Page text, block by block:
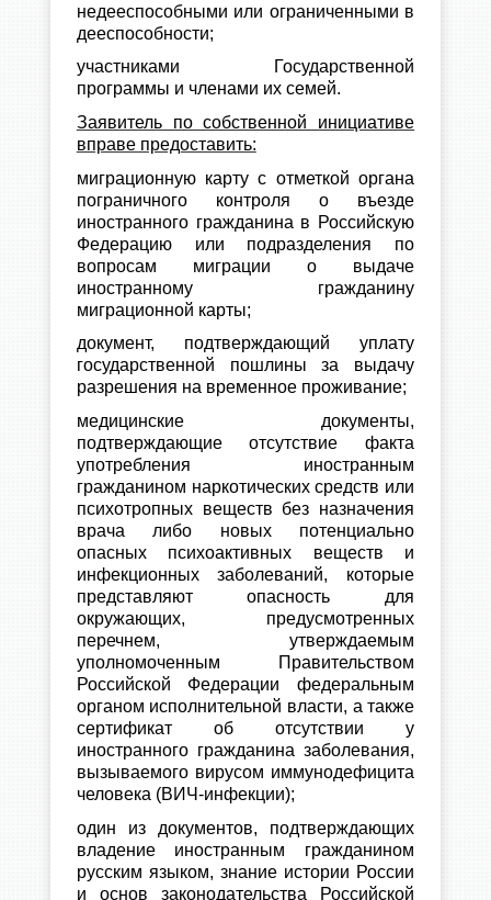
недееспособными или ограниченными в
дееспособности;
участниками Государственной
программы и членами их семей.
Заявитель по собственной инициативе
вправе предоставить:
миграционную карту с отметкой органа
пограничного контроля о въезде
иностранного гражданина в Российскую
Федерацию или подразделения по
вопросам миграции о выдаче
иностранному гражданину
миграционной карты;
документ, подтверждающий уплату
государственной пошлины за выдачу
разрешения на временное проживание;
медицинские документы,
подтверждающие отсутствие факта
употребления иностранным
гражданином наркотических средств или
психотропных веществ без назначения
врача либо новых потенциально
опасных психоактивных веществ и
инфекционных заболеваний, которые
представляют опасность для
окружающих, предусмотренных
перечнем, утверждаемым
уполномоченным Правительством
Российской Федерации федеральным
органом исполнительной власти, а также
сертификат об отсутствии у
иностранного гражданина заболевания,
вызываемого вирусом иммунодефицита
человека (ВИЧ-инфекции);
один из документов, подтверждающих
владение иностранным гражданином
русским языком, знание истории России
и основ законодательства Российской